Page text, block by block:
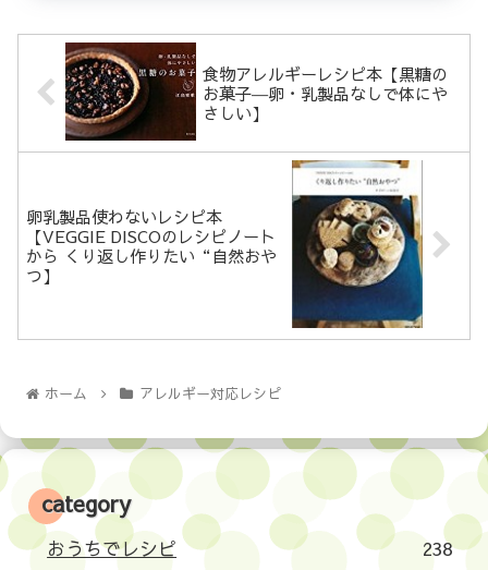
食物アレルギーレシピ本【黒糖の
お菓子―卵・乳製品なしで体にや
さしい】
卵乳製品使わないレシピ本
【VEGGIE DISCOのレシピノート
から くり返し作りたい“自然おや
つ】
ホーム アレルギー対応レシピ
category
おうちでレシピ 238